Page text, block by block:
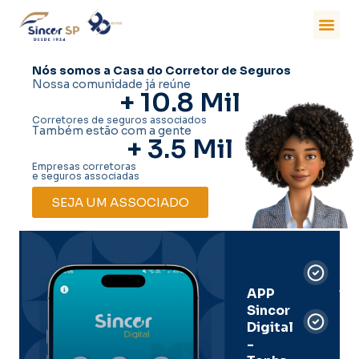
Nós somos a Casa do Corretor de Seguros
Nossa comunidade já reúne
+ 10.8 Mil
Corretores de seguros associados
Também estão com a gente
+ 3.5 Mil
Empresas corretoras
e seguros associadas
SEJA UM ASSOCIADO
APP
Sincor
Digital
-